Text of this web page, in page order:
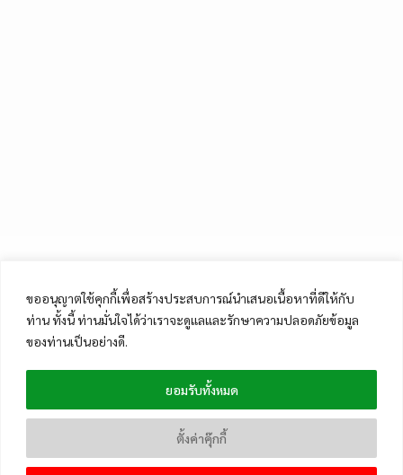
ขออนุญาตใช้คุกกี้เพื่อสร้างประสบการณ์นำเสนอเนื้อหาที่ดีให้กับ
ท่าน ทั้งนี้ ท่านมั่นใจได้ว่าเราจะดูแลและรักษาความปลอดภัยข้อมูล
ของท่านเป็นอย่างดี.
ตั้งค่าคุ๊กกี้
ยอมรับทั้งหมด